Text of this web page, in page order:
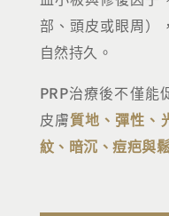
部、頭皮或眼周）
自然持久。
PRP治療後不僅能
皮膚質地、彈性、
紋、暗沉、痘疤與